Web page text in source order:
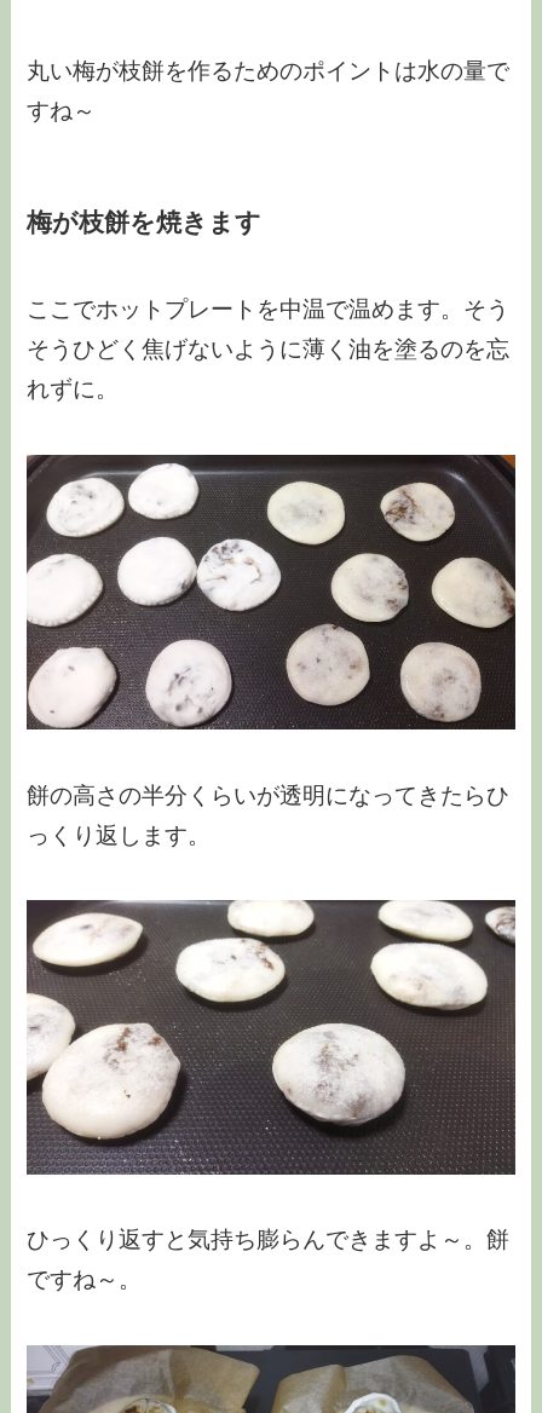
丸い梅が枝餅を作るためのポイントは水の量で
すね～
梅が枝餅を焼きます
ここでホットプレートを中温で温めます。そう
そうひどく焦げないように薄く油を塗るのを忘
れずに。
餅の高さの半分くらいが透明になってきたらひ
っくり返します。
ひっくり返すと気持ち膨らんできますよ～。餅
ですね～。